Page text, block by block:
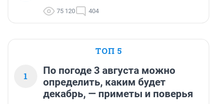
75 120 404
ТОП 5
1
По погоде 3 августа можно
определить, каким будет
декабрь, — приметы и поверья